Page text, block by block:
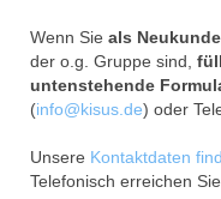
Wenn Sie als
der o.g. Gruppe sind,
untenstehende
(info@kisus.de) oder
Unsere Kontaktdaten
Telefonisch erreichen